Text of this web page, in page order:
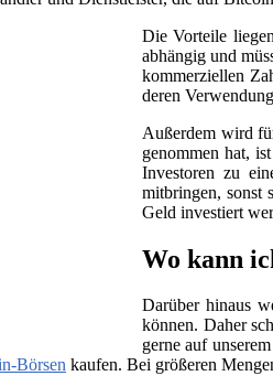
Die Vorteile
abhängig und
kommerziellen
deren
Außerdem wird
genommen hat,
Investoren zu
mitbringen, sonst
Geld investiert
Wo kann
Darüber hinaus
können. Daher
gerne auf
Börsen kaufen. Bei größeren